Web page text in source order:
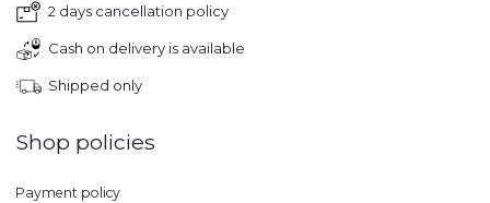
2 days cancellation policy
Cash on delivery is available
Shipped only
Shop policies
Payment policy